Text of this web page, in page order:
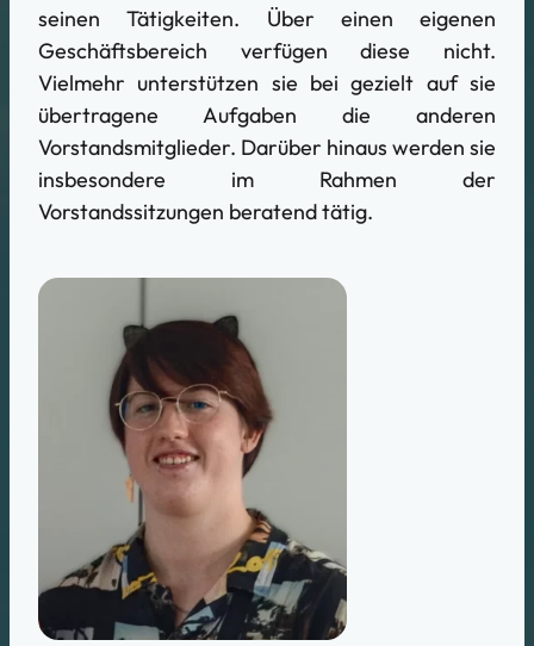
seinen Tätigkeiten. Über einen eigenen
Geschäftsbereich verfügen diese nicht.
Vielmehr unterstützen sie bei gezielt auf sie
übertragene Aufgaben die anderen
Vorstandsmitglieder. Darüber hinaus werden sie
insbesondere im Rahmen der
Vorstandssitzungen beratend tätig.